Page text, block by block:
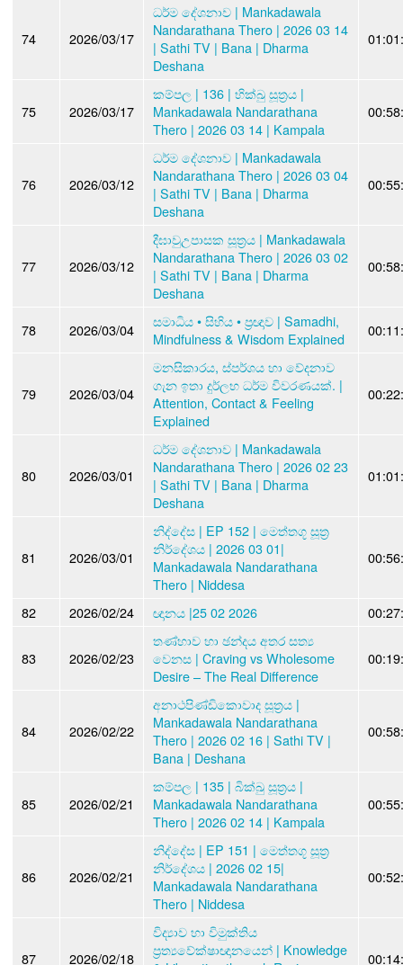
74 2026/03/17
ධර්ම දේශනාව | Mankadawala
Nandarathana Thero | 2026 03 14
| Sathi TV | Bana | Dharma
Deshana
75 2026/03/17
කම්පල | 136 | භික්ඛු සූත්‍රය |
Mankadawala Nandarathana
Thero | 2026 03 14 | Kampala
76 2026/03/12
ධර්ම දේශනාව | Mankadawala
Nandarathana Thero | 2026 03 04
| Sathi TV | Bana | Dharma
Deshana
77 2026/03/12
දීඝාවුඋපාසක සූත්‍රය | Mankadawala
Nandarathana Thero | 2026 03 02
| Sathi TV | Bana | Dharma
Deshana
78 2026/03/04
සමාධිය • සිහිය • ප්‍රඥාව | Samadhi,
Mindfulness & Wisdom Explained
79 2026/03/04
මනසිකාරය, ස්පර්ශය හා වේදනාව
ගැන ඉතා දුර්ලභ ධර්ම විවරණයක්. |
Attention, Contact & Feeling
Explained
80 2026/03/01
ධර්ම දේශනාව | Mankadawala
Nandarathana Thero | 2026 02 23
| Sathi TV | Bana | Dharma
Deshana
81 2026/03/01
නිද්දේස | EP 152 | මෙත්තගූ සූත්‍ර
නිර්දේශය | 2026 03 01|
Mankadawala Nandarathana
Thero | Niddesa
82 2026/02/24 ඥානය |25 02 2026
83 2026/02/23
තණ්හාව හා ඡන්දය අතර සත්‍ය
වෙනස | Craving vs Wholesome
Desire – The Real Difference
84 2026/02/22
අනාථපිණ්ඩිකොවාද සූත්‍රය |
Mankadawala Nandarathana
Thero | 2026 02 16 | Sathi TV |
Bana | Deshana
85 2026/02/21
කම්පල | 135 | බික්ඛු සූත්‍රය |
Mankadawala Nandarathana
Thero | 2026 02 14 | Kampala
86 2026/02/21
නිද්දේස | EP 151 | මෙත්තගූ සූත්‍ර
නිර්දේශය | 2026 02 15|
Mankadawala Nandarathana
Thero | Niddesa
87 2026/02/18
විද්‍යාව හා විමුක්තිය
ප්‍රත්‍යවේක්ෂාඥානයෙන් | Knowledge